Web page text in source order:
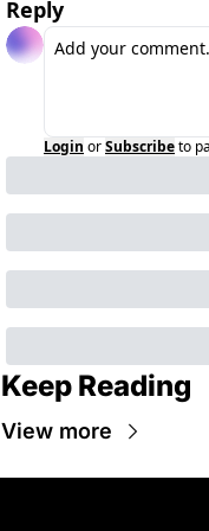
Reply
Login orSubscribeto
Keep Reading
View more